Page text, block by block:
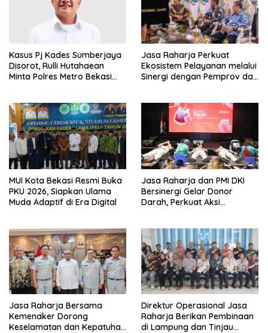
Kasus Pj Kades Sumberjaya
Disorot, Rulli Hutahaean
Minta Polres Metro Bekasi
Jasa Raharja Perkuat
Ekosistem Pelayanan melalui
Sinergi dengan Pemprov dan
MUI Kota Bekasi Resmi Buka
PKU 2026, Siapkan Ulama
Muda Adaptif di Era Digital
Jasa Raharja dan PMI DKI
Bersinergi Gelar Donor
Darah, Perkuat Aksi
Jasa Raharja Bersama
Kemenaker Dorong
Keselamatan dan Kepatuhan
Direktur Operasional Jasa
Raharja Berikan Pembinaan
di Lampung dan Tinjau